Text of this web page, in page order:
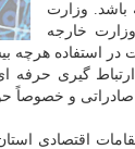
باشد. وزارت
خارجه
استفاده هرچه
گیری حرفه
و خصوصاً
اقتصادی